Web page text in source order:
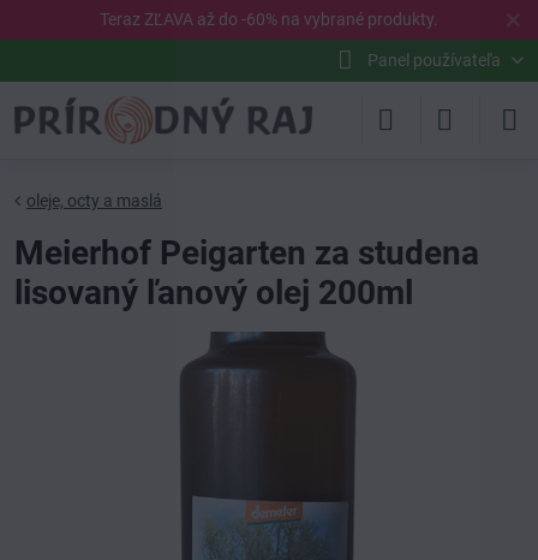
✕
Teraz ZĽAVA až do -60% na vybrané produkty
Panel používateľa
oleje, octy a maslá
Meierhof Peigarten za studena
lisovaný ľanový olej 200ml